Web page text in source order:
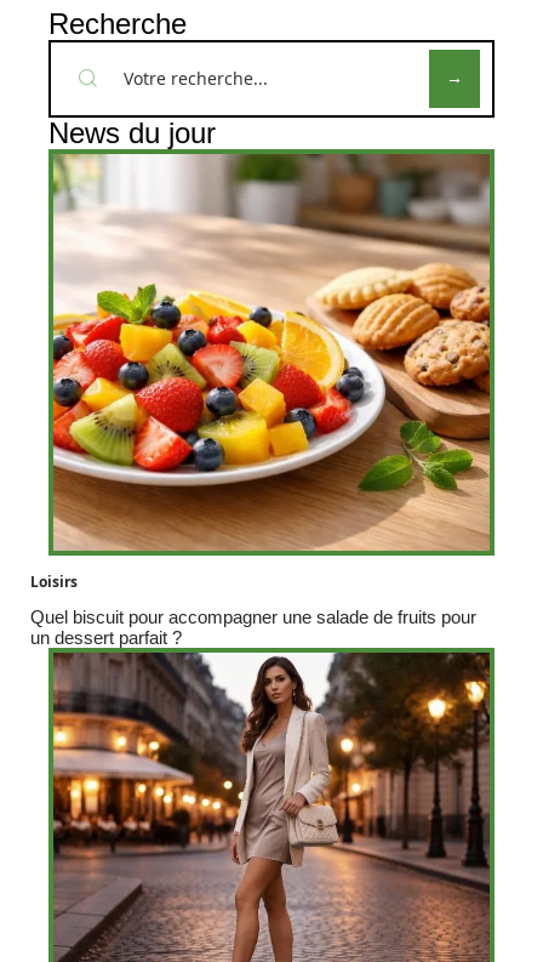
Recherche
News du jour
Loisirs
Quel biscuit pour accompagner une salade de fruits pour
un dessert parfait ?